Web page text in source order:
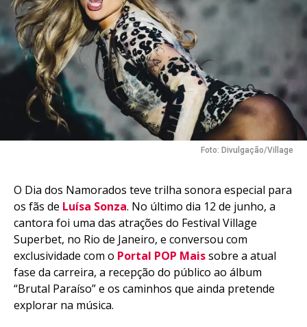
Foto: Divulgação/Village
O Dia dos Namorados teve trilha sonora especial para
os fãs de Luísa Sonza. No último dia 12 de junho, a
cantora foi uma das atrações do Festival Village
Superbet, no Rio de Janeiro, e conversou com
exclusividade com o Portal POP Maissobre a atual
fase da carreira, a recepção do público ao álbum
“Brutal Paraíso” e os caminhos que ainda pretende
explorar na música.